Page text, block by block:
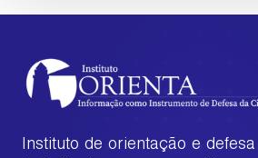
Instituto de orientação e